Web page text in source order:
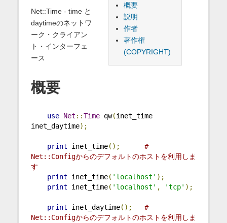
概要
説明
作者
著作権
(COPYRIGHT)
Net::Time - time と
daytimeのネットワ
ーク・クライアン
ト・インターフェ
ース
概要
use Net ::Time qw(inet_time
inet_daytime);
print inet_time();
#
Net::Configからのデフォルトのホストを利用しま
す
print inet_time( 'localhost' );
print inet_time( 'localhost' , 'tcp' );
print inet_daytime();
#
Net::Configからのデフォルトのホストを利用しま